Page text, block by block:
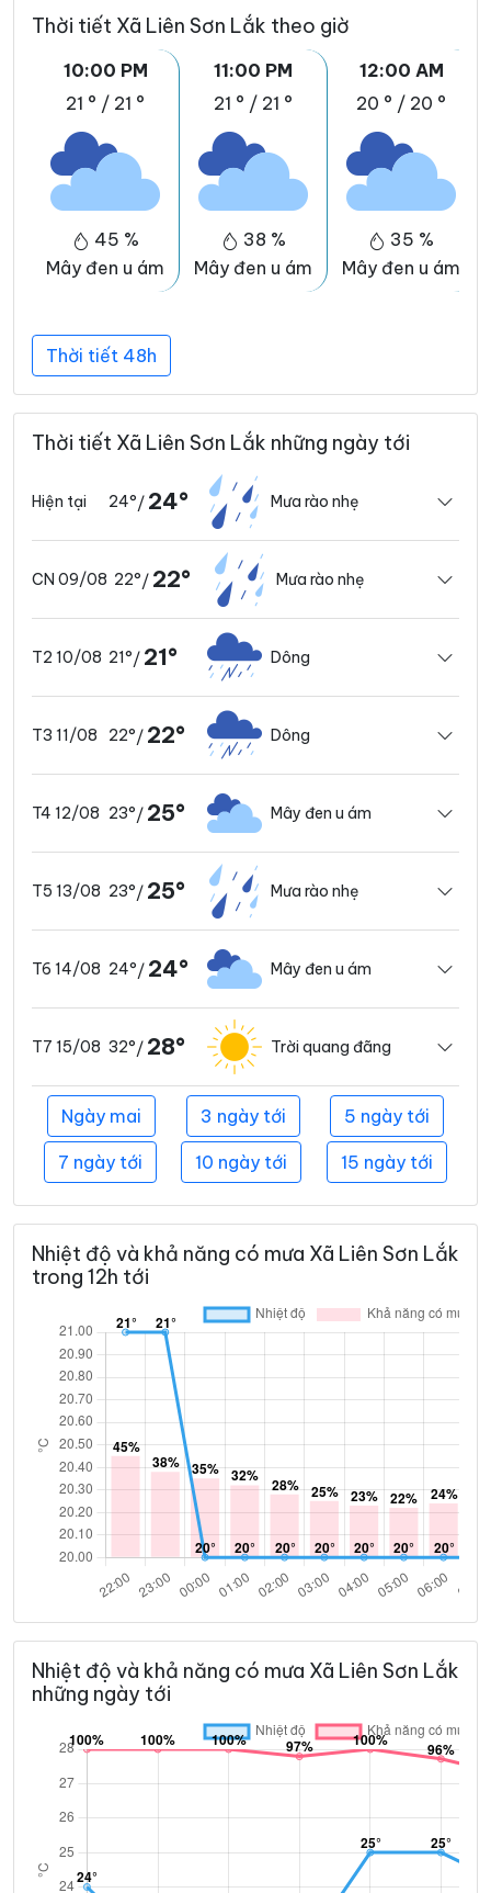
Thời tiết Xã Liên Sơn Lắk theo giờ
10:00 PM
21 ° / 21 °
45 %
Mây đen u ám
11:00 PM
21 ° / 21 °
38 %
Mây đen u ám
12:00 AM
20 ° / 20 °
35 %
Mây đen u ám
Thời tiết 48h
Thời tiết Xã Liên Sơn Lắk những ngày tới
Hiện tại 24°/ 24° Mưa rào nhẹ
CN 09/08 22°/ 22° Mưa rào nhẹ
T2 10/08 21°/ 21° Dông
T3 11/08 22°/ 22° Dông
T4 12/08 23°/ 25° Mây đen u ám
T5 13/08 23°/ 25° Mưa rào nhẹ
T6 14/08 24°/ 24° Mây đen u ám
T7 15/08 32°/ 28° Trời quang đãng
Ngày mai 3 ngày tới 5 ngày tới
7 ngày tới 10 ngày tới 15 ngày tới
Nhiệt độ và khả năng có mưa Xã Liên Sơn Lắk
trong 12h tới
Nhiệt độ và khả năng có mưa Xã Liên Sơn Lắk
những ngày tới